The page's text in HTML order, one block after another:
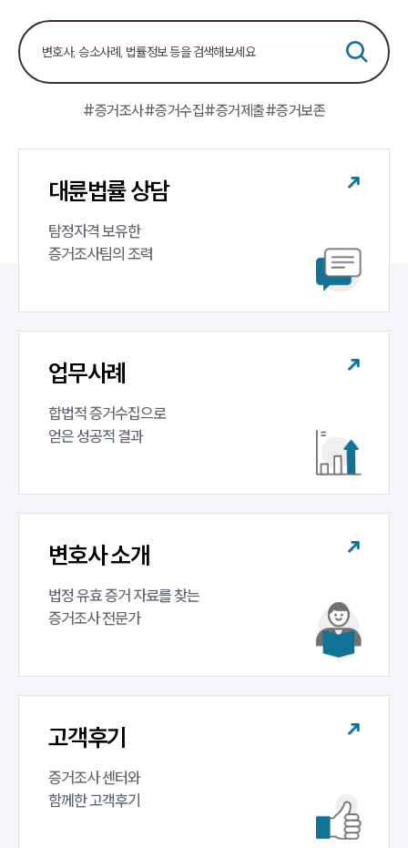
대륜의 강점
오시는 길
고객의 소리
법률정보
법률지식인
증거조사전문변호사
공지사항
법률 블로그
대륜법률상담예약
#증거조사#증거수집#증거제출#증거보존
대륜법률 상담
탐정자격 보유한
증거조사팀의 조력
업무사례
합법적 증거수집으로
얻은 성공적 결과
변호사 소개
법정 유효 증거 자료를 찾는
증거조사 전문가
고객후기
증거조사 센터와
함께한 고객후기